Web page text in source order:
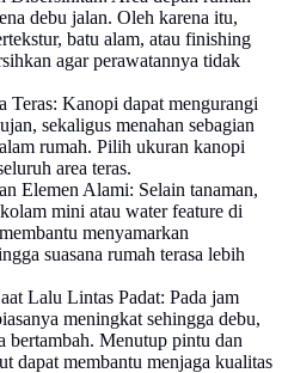
debu jalan. Oleh karena itu,
batu alam, atau finishing
agar perawatannya tidak
Teras: Kanopi dapat mengurangi
sekaligus menahan sebagian
rumah. Pilih ukuran kanopi
area teras.
Elemen Alami: Selain tanaman,
mini atau water feature di
menyamarkan
suasana rumah terasa lebih
Lalu Lintas Padat: Pada jam
meningkat sehingga debu,
bertambah. Menutup pintu dan
dapat membantu menjaga kualitas